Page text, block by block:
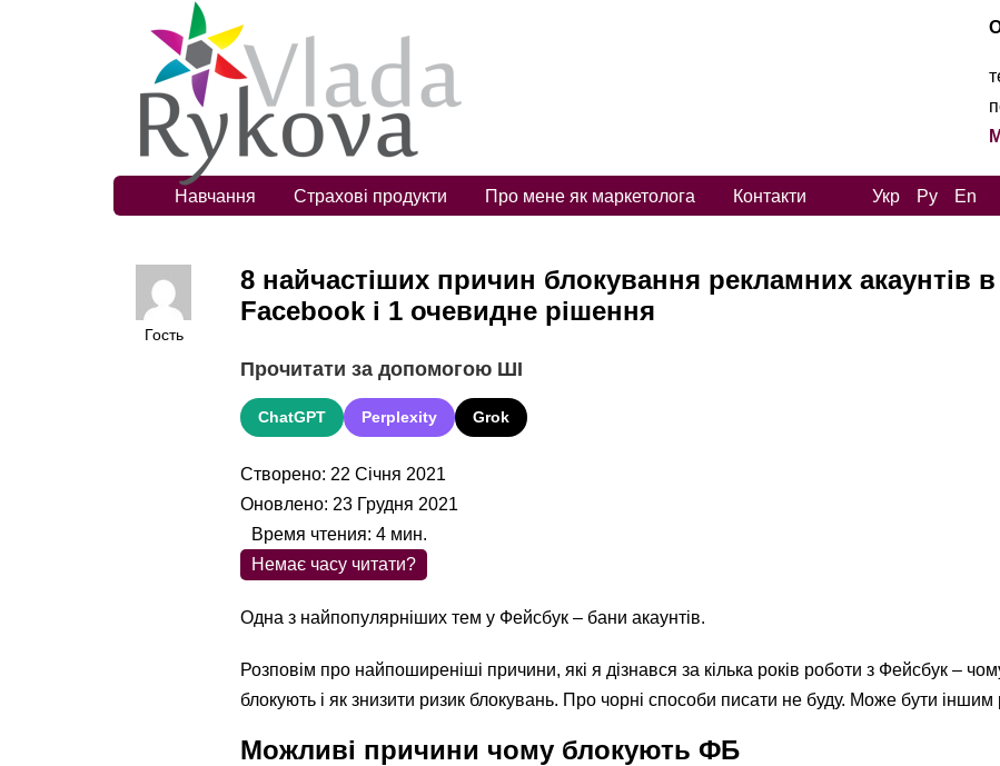
Навчання Страхові продукти Про мене як маркетолога Контакти Укр Ру En
Гость
8 найчастіших причин блокування рекламних акаунтів в
Facebook і 1 очевидне рішення
Прочитати за допомогою ШІ
ChatGPT Perplexity Grok
Створено: 22 Січня 2021
Оновлено: 23 Грудня 2021
Немає часу читати?
Время чтения: 4 мин.
Одна з найпопулярніших тем у Фейсбук – бани акаунтів.
Розповім про найпоширеніші причини, які я дізнався за кілька років роботи з Фейсбук –
блокують і як знизити ризик блокувань. Про чорні способи писати не буду. Може бути
Можливі причини чому блокують ФБ